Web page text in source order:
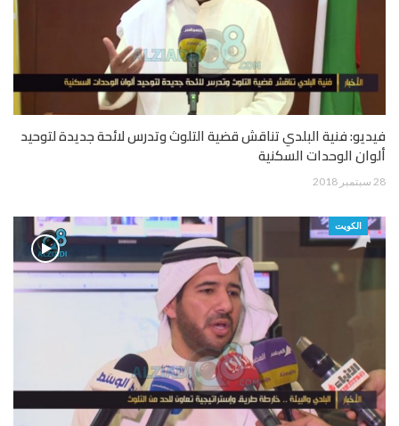
فيديو: فنية البلدي تناقش قضية التلوث وتدرس لائحة جديدة لتوحيد
ألوان الوحدات السكنية
28 سبتمبر 2018
الكويت